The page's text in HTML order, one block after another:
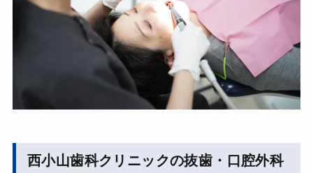
西小山歯科クリニックの抜歯・口腔外科